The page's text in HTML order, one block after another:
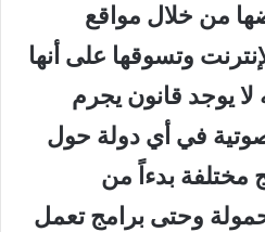
من خلال مواقع
وتسوقها على أنها
لا يوجد قانون يجرم
في أي دولة حول
مختلفة بدءاً من
وحتى برامج تعمل